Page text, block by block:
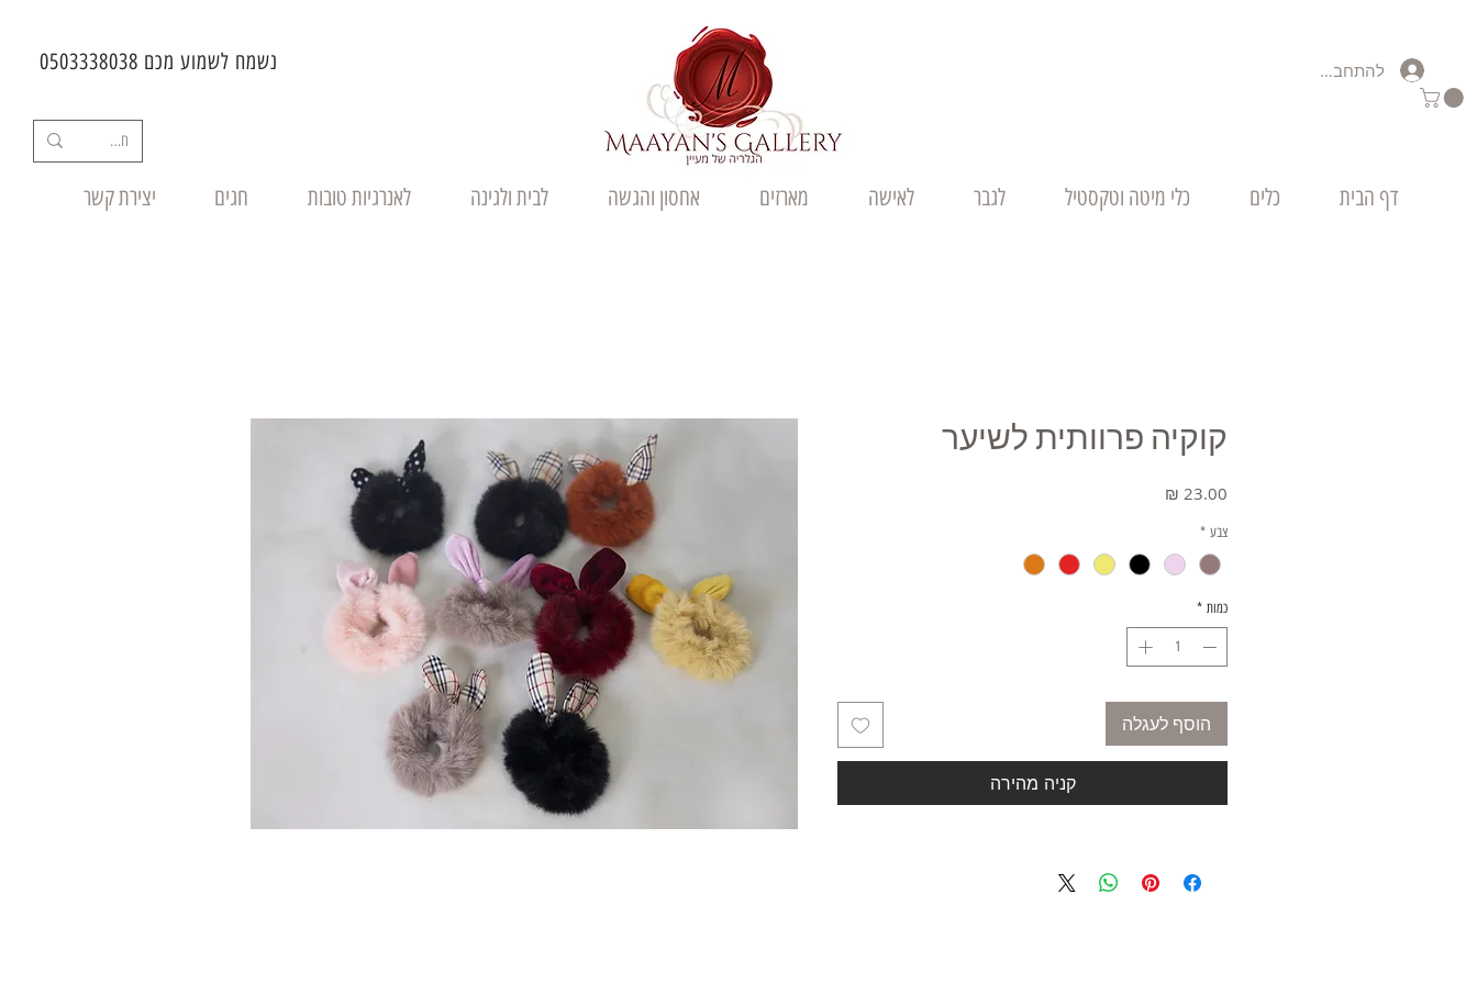
נשמח לשמוע מכם 0503338038 להתחברות
דף הבית כלים כלי מיטה וטקסטיל לגבר לאישה מארזים אחסון והגשה לבית ולגינה לאנרגיות טובות חגים יצירת קשר
קוקיה פרוותית לשיער
צבע *
כמות *
הוסף לעגלה
קניה מהירה